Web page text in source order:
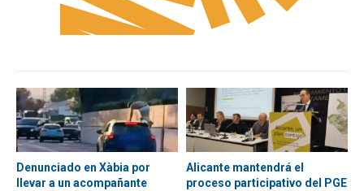
Denunciado en Xàbia por
llevar a un acompañante
Alicante mantendrá el
proceso participativo del PGE